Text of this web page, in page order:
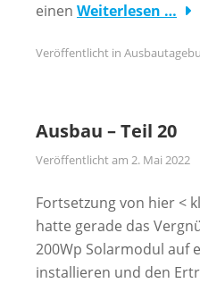
einen Weiterlesen …
Veröffentlicht in
Ausbau – Teil 20
Veröffentlicht am 2. Mai 2022
Fortsetzung von hier <
hatte gerade das
200Wp Solarmodul auf
installieren und den